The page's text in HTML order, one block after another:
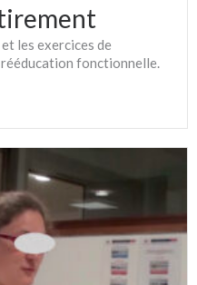
les exercices de
fonctionnelle.